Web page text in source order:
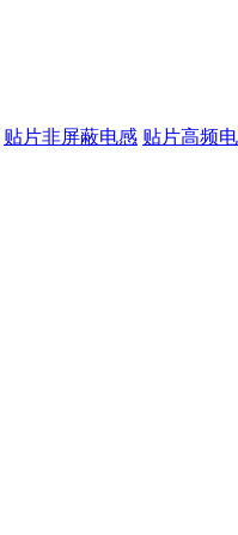
贴片非屏蔽电感 贴片高频